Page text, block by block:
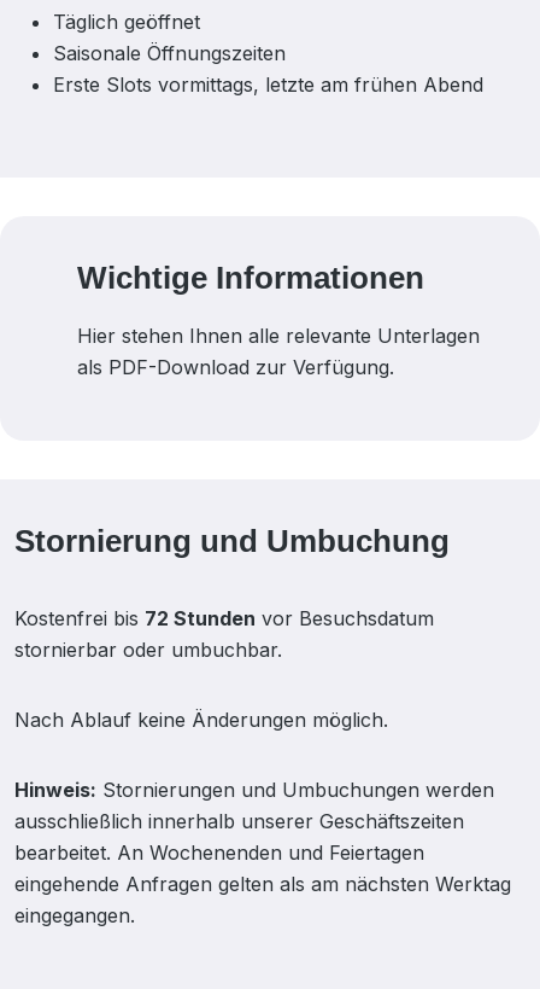
Täglich geöffnet
Saisonale Öffnungszeiten
Erste Slots vormittags, letzte am frühen Abend
Wichtige Informationen
Hier stehen Ihnen alle relevante Unterlagen
als PDF-Download zur Verfügung.
Stornierung und Umbuchung
Kostenfrei bis 72 Stunden vor Besuchsdatum
stornierbar oder umbuchbar.
Nach Ablauf keine Änderungen möglich.
Hinweis: Stornierungen und Umbuchungen werden
ausschließlich innerhalb unserer Geschäftszeiten
bearbeitet. An Wochenenden und Feiertagen
eingehende Anfragen gelten als am nächsten Werktag
eingegangen.